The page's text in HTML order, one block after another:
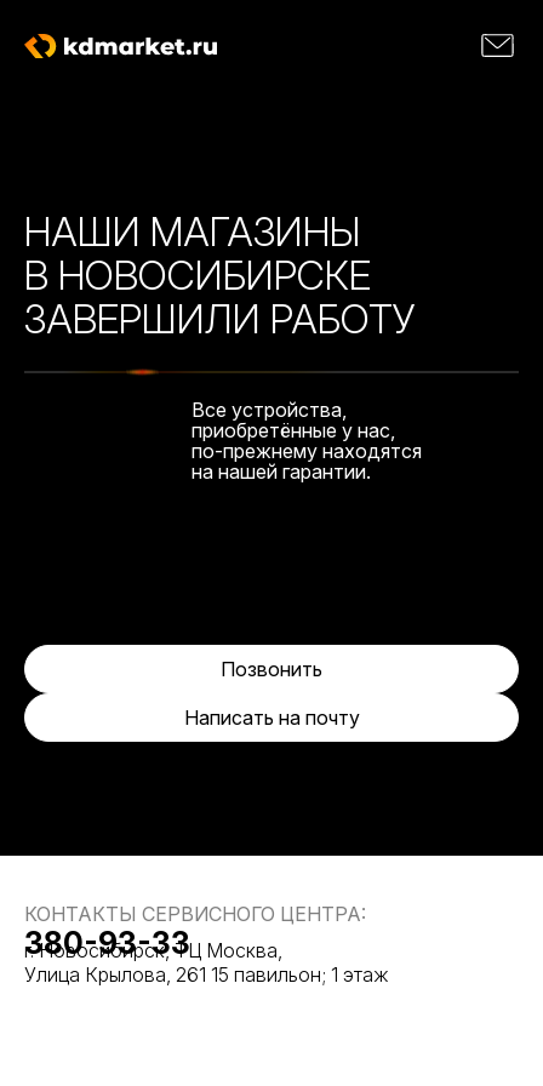
НАШИ МАГАЗИНЫ
В НОВОСИБИРСКЕ
ЗАВЕРШИЛИ РАБОТУ
Все устройства,
приобретённые у нас,
по-прежнему находятся
на нашей гарантии.
Написать на почту
Позвонить
КОНТАКТЫ СЕРВИСНОГО ЦЕНТРА:
г. Новосибирск, ТЦ Москва,
Улица Крылова, 261 15 павильон; 1 этаж
380-93-33